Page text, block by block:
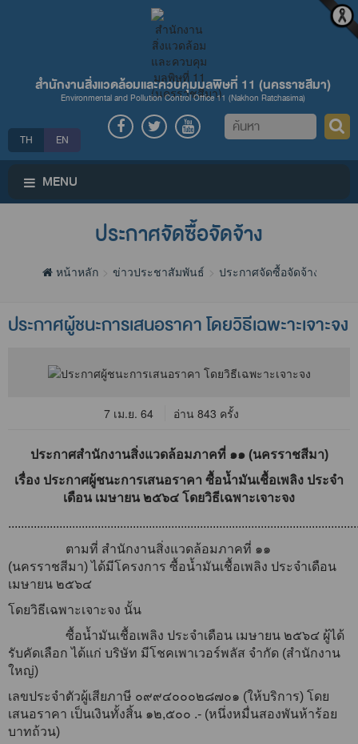
สำนักงานสิ่งแวดล้อมและควบคุมมลพิษที่ 11 (นครราชสีมา)
Environmental and Pollution Control Office 11 (Nakhon Ratchasima)
TH EN
ค้นหา
MENU
ประกาศจัดซื้อจัดจ้าง
หน้าหลัก ข่าวประชาสัมพันธ์ ประกาศจัดซื้อจัดจ้าง
ประกาศผู้ชนะการเสนอราคา โดยวิธีเฉพะาะเจาะจง
7 เม.ย. 64 อ่าน 843 ครั้ง
ประกาศสำนักงานสิ่งแวดล้อมภาคที่ ๑๑ (นครราชสีมา)
เรื่อง ประกาศผู้ชนะการเสนอราคา ซื้อน้ำมันเชื้อเพลิง ประจำ
เดือน เมษายน ๒๕๖๔ โดยวิธีเฉพาะเจาะจง
ตามที่ สำนักงานสิ่งแวดล้อมภาคที่ ๑๑
(นครราชสีมา) ได้มีโครงการ ซื้อน้ำมันเชื้อเพลิง ประจำเดือน
เมษายน ๒๕๖๔
โดยวิธีเฉพาะเจาะจง นั้น
ซื้อน้ำมันเชื้อเพลิง ประจำเดือน เมษายน ๒๕๖๔ ผู้ได้
รับคัดเลือก ได้แก่ บริษัท มีโชคเพาเวอร์พลัส จำกัด (สำนักงาน
ใหญ่)
เลขประจำตัวผู้เสียภาษี ๐๙๙๔๐๐๐๒๘๗๐๑ (ให้บริการ) โดย
เสนอราคา เป็นเงินทั้งสิ้น ๑๒,๕๐๐ .- (หนึ่งหมื่นสองพันห้าร้อย
บาทถ้วน)